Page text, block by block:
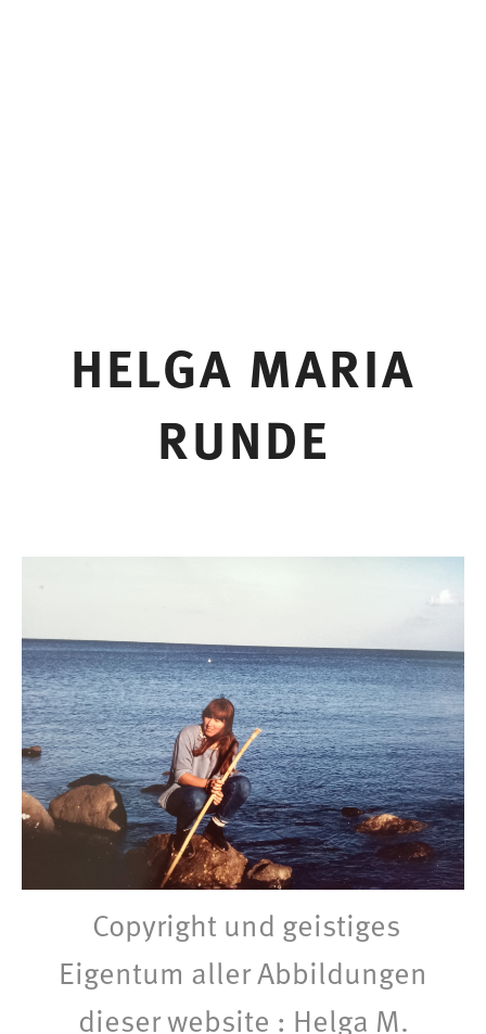
HELGA MARIA
RUNDE
Copyright und geistiges
Eigentum aller Abbildungen
dieser website : Helga M.